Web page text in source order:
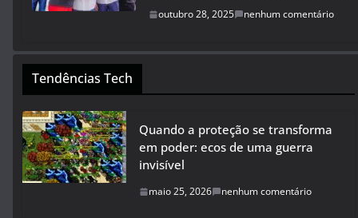
outubro 28, 2025 nenhum comentário
Tendências Tech
Quando a proteção se transforma
em poder: ecos de uma guerra
invisível
maio 25, 2026 nenhum comentário